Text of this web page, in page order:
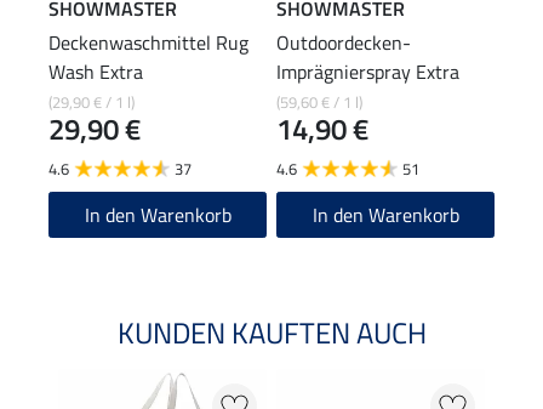
SHOWMASTER
Deckenwaschmittel Rug
Wash Extra
(29,90 € / 1 l)
29,90 €
4.6 37
In den Warenkorb
SHOWMASTER
Outdoordecken-
Imprägnierspray Extra
(59,60 € / 1 l)
14,90 €
4.6 51
In den Warenkorb
KUNDEN KAUFTEN AUCH